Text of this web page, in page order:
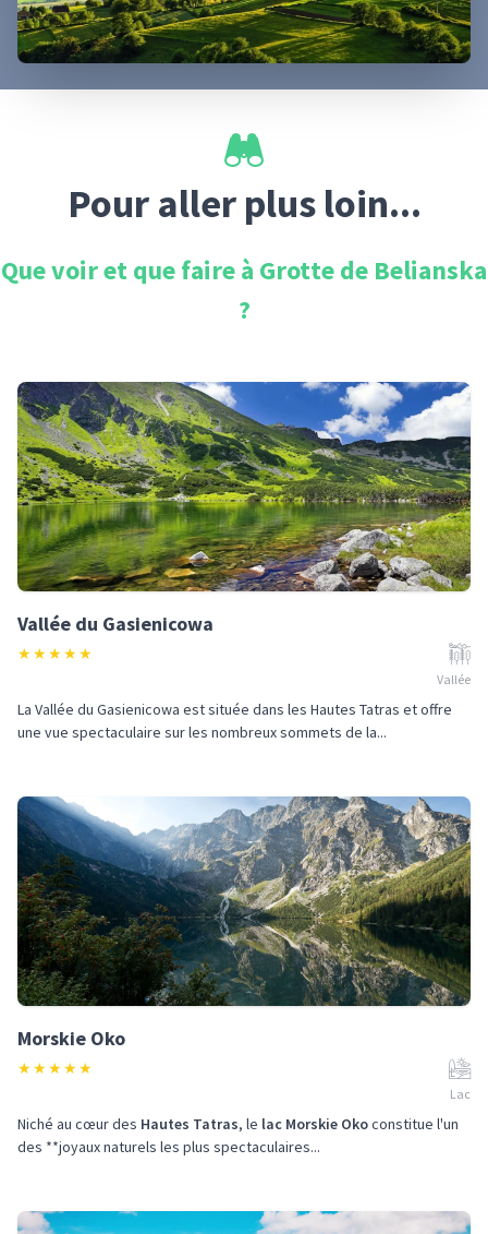
Pour aller plus loin...
Que voir et que faire à Grotte de Belianska
?
Vallée du Gasienicowa
★★★★★
Vallée
La Vallée du Gasienicowa est située dans les Hautes Tatras et offre
une vue spectaculaire sur les nombreux sommets de la...
Morskie Oko
★★★★★
Lac
Niché au cœur des Hautes Tatras, le lac Morskie Okoconstitue l'un
des **joyaux naturels les plus spectaculaires...